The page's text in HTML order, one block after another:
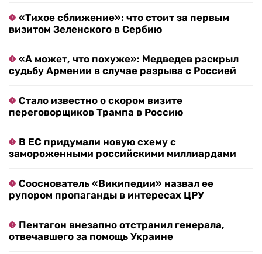
«Тихое сближение»: что стоит за первым
визитом Зеленского в Сербию
«А может, что похуже»: Медведев раскрыл
судьбу Армении в случае разрыва с Россией
Стало известно о скором визите
переговорщиков Трампа в Россию
В ЕС придумали новую схему с
замороженными российскими миллиардами
Сооснователь «Википедии» назвал ее
рупором пропаганды в интересах ЦРУ
Пентагон внезапно отстранил генерала,
отвечавшего за помощь Украине